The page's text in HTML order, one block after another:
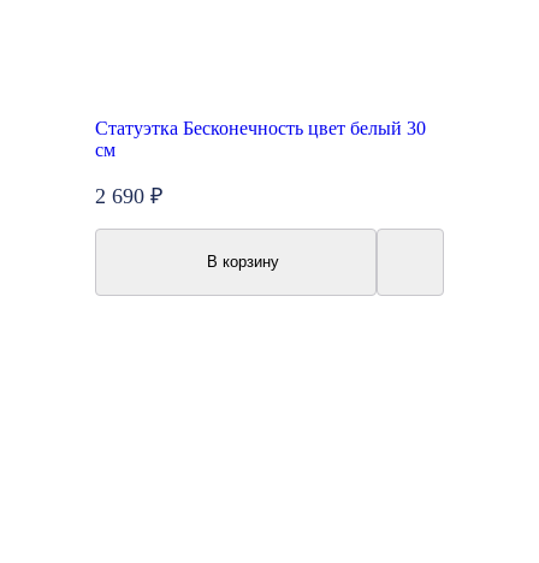
Статуэтка Бесконечность цвет белый 30
см
2 690 ₽
В корзину